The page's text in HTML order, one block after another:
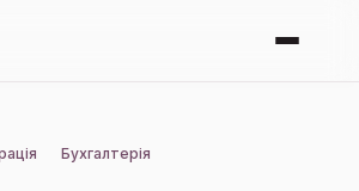
Бухгалтерія